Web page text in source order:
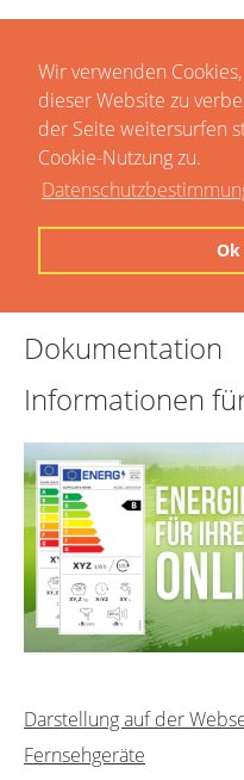
Wir verwenden
dieser Website zu
der Seite weitersurfen
Cookie-Nutzung zu.
Ok
Dokumentation
Informationen
Darstellung auf der
Fernsehgeräte